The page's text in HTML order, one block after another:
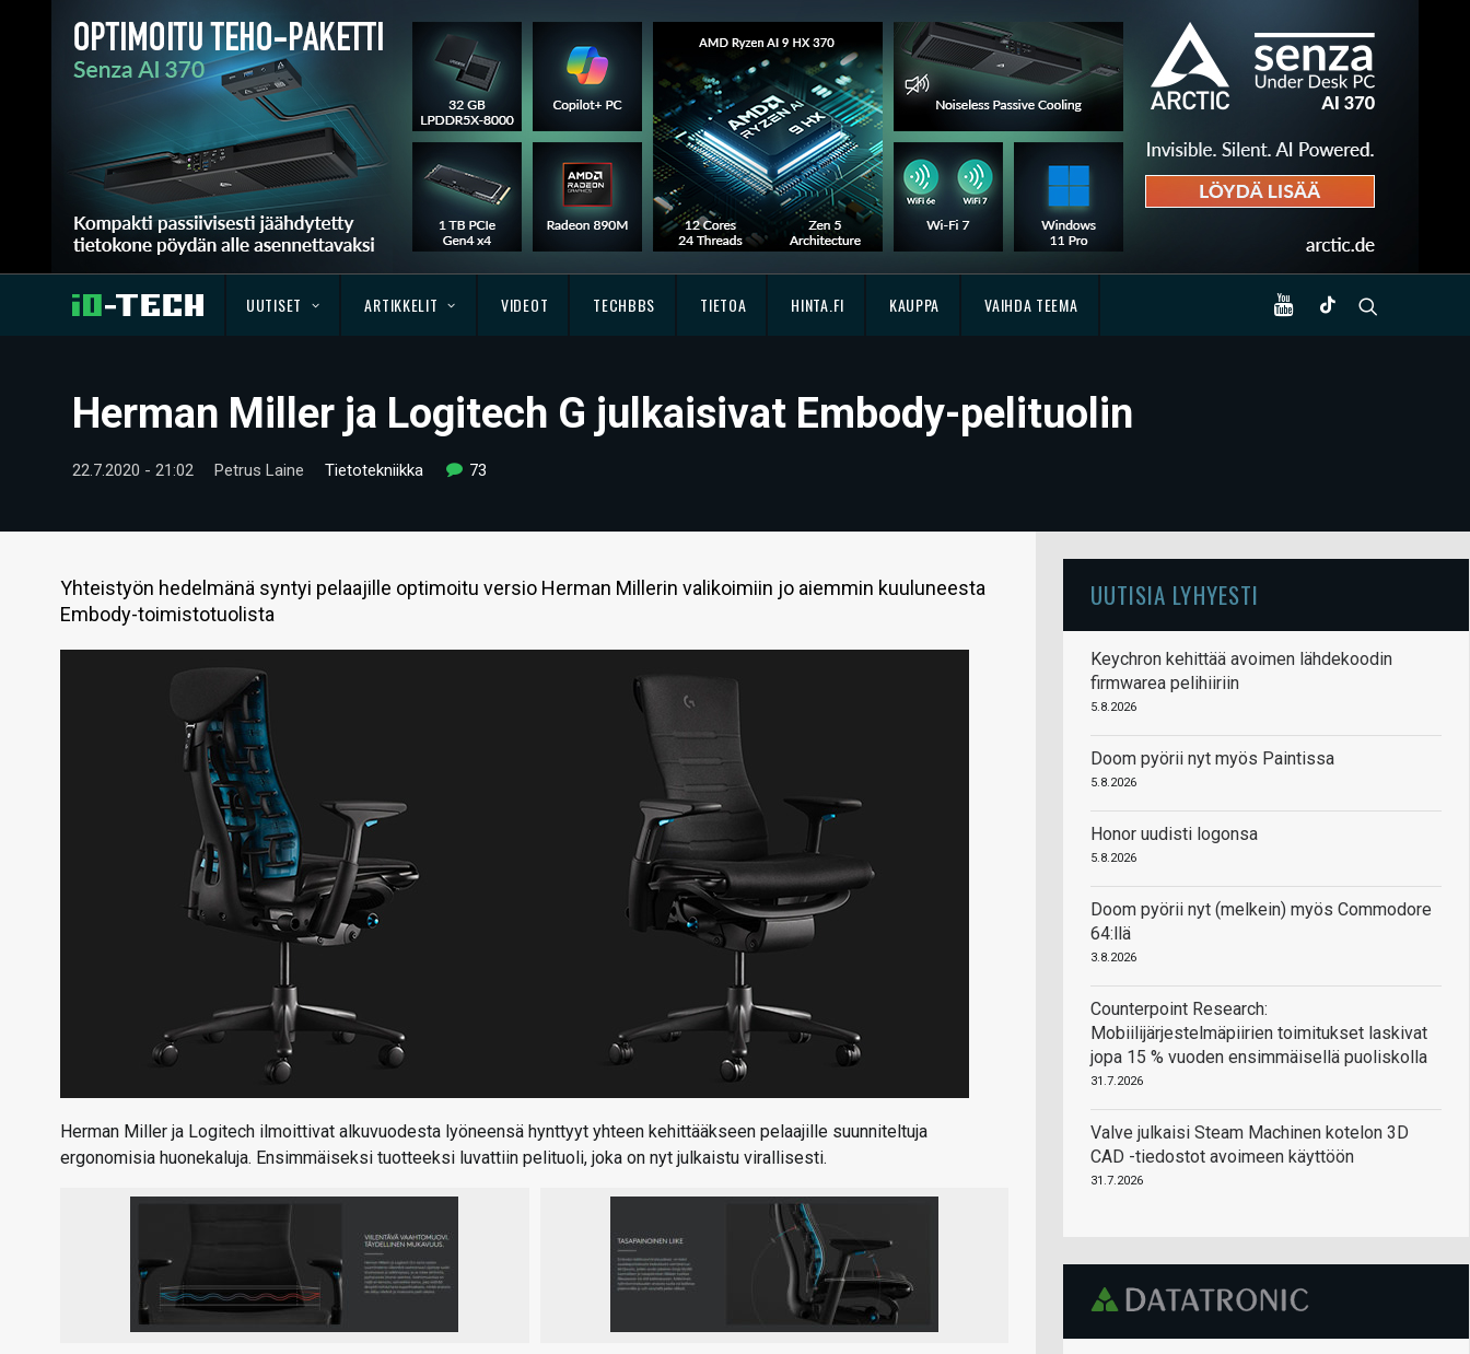
UUTISET ARTIKKELIT VIDEOT TECHBBS TIETOA HINTA.FI KAUPPA VAIHDA TEEMA
Herman Miller ja Logitech G julkaisivat Embody-pelituolin
22.7.2020 - 21:02 Petrus Laine Tietotekniikka 73
Yhteistyön hedelmänä syntyi pelaajille optimoitu versio Herman Millerin valikoimiin jo aiemmin kuuluneesta
Embody-toimistotuolista
Herman Miller ja Logitech ilmoittivat alkuvuodesta lyöneensä hynttyyt yhteen kehittääkseen pelaajille suunniteltuja
ergonomisia huonekaluja. Ensimmäiseksi tuotteeksi luvattiin pelituoli, joka on nyt julkaistu virallisesti.
UUTISIA LYHYESTI
Keychron kehittää avoimen lähdekoodin
firmwarea pelihiiriin
5.8.2026
Doom pyörii nyt myös Paintissa
5.8.2026
Honor uudisti logonsa
5.8.2026
Doom pyörii nyt (melkein) myös Commodore
64:llä
3.8.2026
Counterpoint Research:
Mobiilijärjestelmäpiirien toimitukset laskivat
jopa 15 % vuoden ensimmäisellä puoliskolla
31.7.2026
Valve julkaisi Steam Machinen kotelon 3D
CAD -tiedostot avoimeen käyttöön
31.7.2026